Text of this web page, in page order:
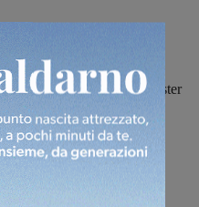
a Rignano la squadra di mister
cede 5-1 in casa alla
i padroni di casa (primo
spettacolari nei quali la